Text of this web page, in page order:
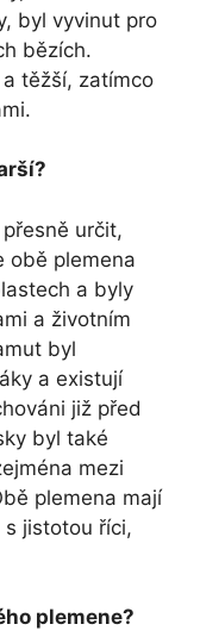
byl vyvinut pro
bězích.
těžší, zatímco
určit,
obě plemena
a byly
a životním
byl
a existují
již před
byl také
mezi
plemena mají
jistotou říci,
plemene?